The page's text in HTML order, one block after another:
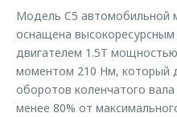
Трейд-ин
Калькулятор трейд-ин
Оригинальные аксессуары
Запчасти
Модель C5 автомобильной
оснащена
двигателем 1.5T
моментом 210 Нм, который
оборотов коленчатого
менее 80% от